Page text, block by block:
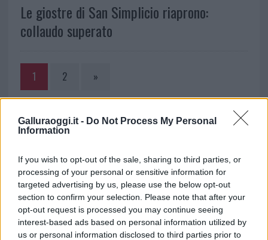
Galluraoggi.it - Do Not Process My Personal
Information
If you wish to opt-out of the sale, sharing to third parties, or
processing of your personal or sensitive information for
targeted advertising by us, please use the below opt-out
section to confirm your selection. Please note that after your
opt-out request is processed you may continue seeing
interest-based ads based on personal information utilized by
us or personal information disclosed to third parties prior to
Le giostre di San Simplicio riaprono:
collaudo superato
1 2 »
NOTIZIE RECENTI
Incendi, a San Pasquale arriva il Campo Base:
l’inaugurazione
Andrea Mura conquista Palau: grande
partecipazione per il suo racconto